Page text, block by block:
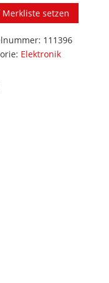
Merkliste setzen
111396
Elektronik